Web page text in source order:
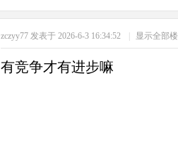
zczyy77 发表于 2026-6-3 16:34:52 | 显示全部
有竞争才有进步嘛